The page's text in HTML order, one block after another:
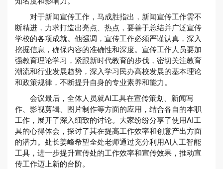
对于新闻宣传工作，马成胜指出，新闻宣传工作需不
断精进，力求打造出亮点、热点，要善于总结并广泛宣传
学校的各项成就。他强调，宣传工作必须严谨认真，深入
挖掘信息，确保内容的准确性和深度。宣传工作人员要加
强教育理论学习，紧跟新时代教育的步伐，密切关注教育
潮流和行业发展趋势，深入学习民办高校发展的基本理论
和政策规律，不断提升自身的专业素养和能力。
会议最后，全体人员就AI工具在宣传策划、新闻写
作、影视剪辑、图片制作等方面的应用，结合各自的本职
工作，展开了深入细致的讨论。大家纷纷分享了使用AI工
具的心得体会，探讨了其在提高工作效率和创意产出方面
的潜力。处长姜峰希望全处老师通过充分利用AI人工智能
工具，进一步提升宣传处的工作效率和宣传效果，推动宣
传工作迈上新的台阶。